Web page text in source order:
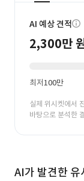
AI 예상 견적
2,300만
최저100만
실제 위시켓에서
바탕으로 분석한
AI가 발견한 유